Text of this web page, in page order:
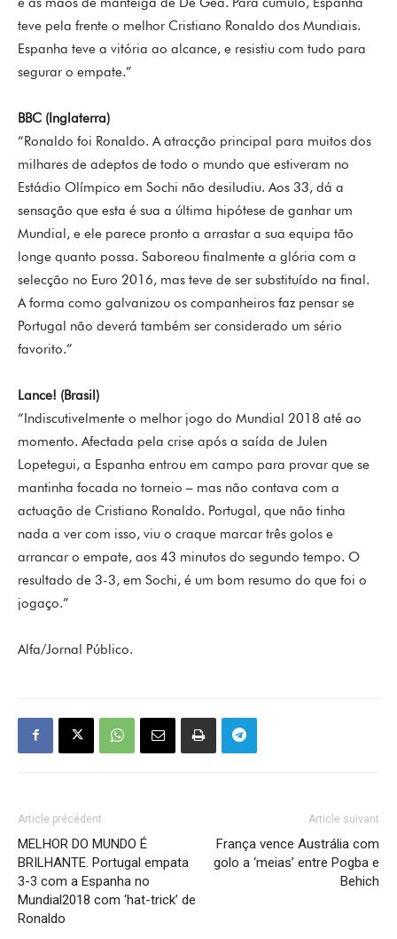
teve pela frente o melhor Cristiano Ronaldo dos Mundiais.
Espanha teve a vitória ao alcance, e resistiu com tudo para
segurar o empate.”
BBC (Inglaterra)
“Ronaldo foi Ronaldo. A atracção principal para muitos dos
milhares de adeptos de todo o mundo que estiveram no
Estádio Olímpico em Sochi não desiludiu. Aos 33, dá a
sensação que esta é sua a última hipótese de ganhar um
Mundial, e ele parece pronto a arrastar a sua equipa tão
longe quanto possa. Saboreou finalmente a glória com a
selecção no Euro 2016, mas teve de ser substituído na final.
A forma como galvanizou os companheiros faz pensar se
Portugal não deverá também ser considerado um sério
favorito.”
Lance! (Brasil)
“Indiscutivelmente o melhor jogo do Mundial 2018 até ao
momento. Afectada pela crise após a saída de Julen
Lopetegui, a Espanha entrou em campo para provar que se
mantinha focada no torneio – mas não contava com a
actuação de Cristiano Ronaldo. Portugal, que não tinha
nada a ver com isso, viu o craque marcar três golos e
arrancar o empate, aos 43 minutos do segundo tempo. O
resultado de 3-3, em Sochi, é um bom resumo do que foi o
jogaço.”
Alfa/Jornal Público.
Article précédent
MELHOR DO MUNDO É
BRILHANTE. Portugal empata
3-3 com a Espanha no
Mundial2018 com ‘hat-trick’ de
Ronaldo
Article suivant
França vence Austrália com
golo a ‘meias’ entre Pogba e
Behich